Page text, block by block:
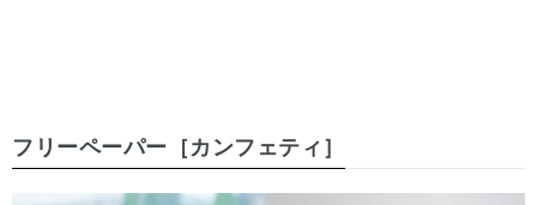
フリーペーパー［カンフェティ］